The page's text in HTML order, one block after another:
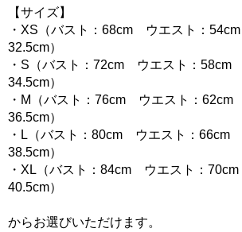
【サイズ】
・XS（バスト：68cm ウエスト：
32.5cm）
・S（バスト：72cm ウエスト：58cm
34.5cm）
・M（バスト：76cm ウエスト：62cm
36.5cm）
・L（バスト：80cm ウエスト：66cm
38.5cm）
・XL（バスト：84cm ウエスト：
40.5cm）
からお選びいただけます。